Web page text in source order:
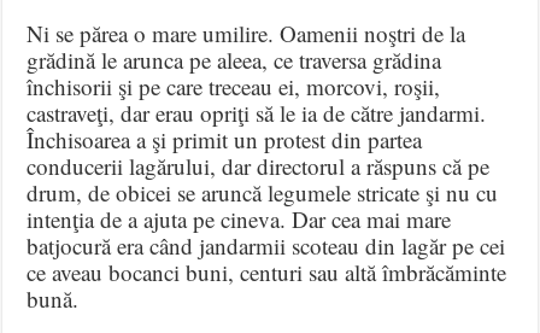
Ni se părea o mare umilire. Oamenii noştri de la
grădină le arunca pe aleea, ce traversa grădina
închisorii şi pe care treceau ei, morcovi, roşii,
castraveţi, dar erau opriţi să le ia de către jandarmi.
Închisoarea a şi primit un protest din partea
conducerii lagărului, dar directorul a răspuns că pe
drum, de obicei se aruncă legumele stricate şi nu cu
intenţia de a ajuta pe cineva. Dar cea mai mare
batjocură era când jandarmii scoteau din lagăr pe cei
ce aveau bocanci buni, centuri sau altă îmbrăcăminte
bună.